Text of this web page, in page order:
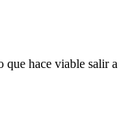
que hace viable salir a